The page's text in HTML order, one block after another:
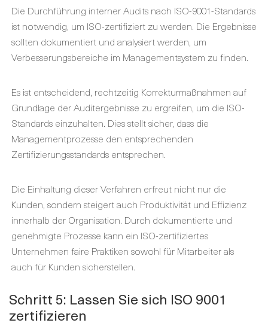
Die Durchführung interner Audits nach ISO-9001-Standards
ist notwendig, um ISO-zertifiziert zu werden. Die Ergebnisse
sollten dokumentiert und analysiert werden, um
Verbesserungsbereiche im Managementsystem zu finden.
Es ist entscheidend, rechtzeitig Korrekturmaßnahmen auf
Grundlage der Auditergebnisse zu ergreifen, um die ISO-
Standards einzuhalten. Dies stellt sicher, dass die
Managementprozesse den entsprechenden
Zertifizierungsstandards entsprechen.
Die Einhaltung dieser Verfahren erfreut nicht nur die
Kunden, sondern steigert auch Produktivität und Effizienz
innerhalb der Organisation. Durch dokumentierte und
genehmigte Prozesse kann ein ISO-zertifiziertes
Unternehmen faire Praktiken sowohl für Mitarbeiter als
auch für Kunden sicherstellen.
Schritt 5: Lassen Sie sich ISO 9001
zertifizieren